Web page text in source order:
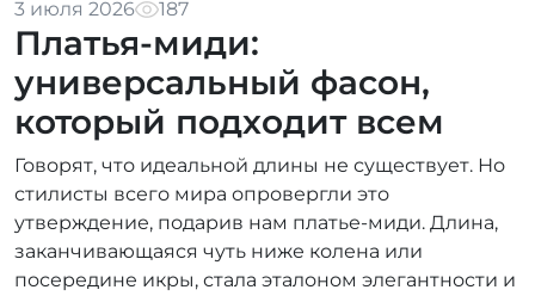
3 июля 2026 187
Платья-миди:
универсальный фасон,
который подходит всем
Говорят, что идеальной длины не существует. Но
стилисты всего мира опровергли это
утверждение, подарив нам платье-миди. Длина,
заканчивающаяся чуть ниже колена или
посередине икры, стала эталоном элегантности и